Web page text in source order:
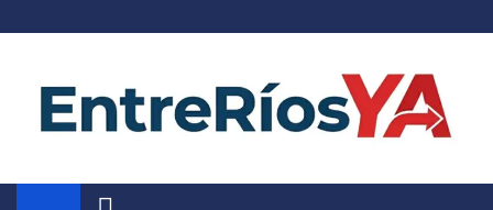
Noticias de Entre Ríos
Información de toda la provincia ahora